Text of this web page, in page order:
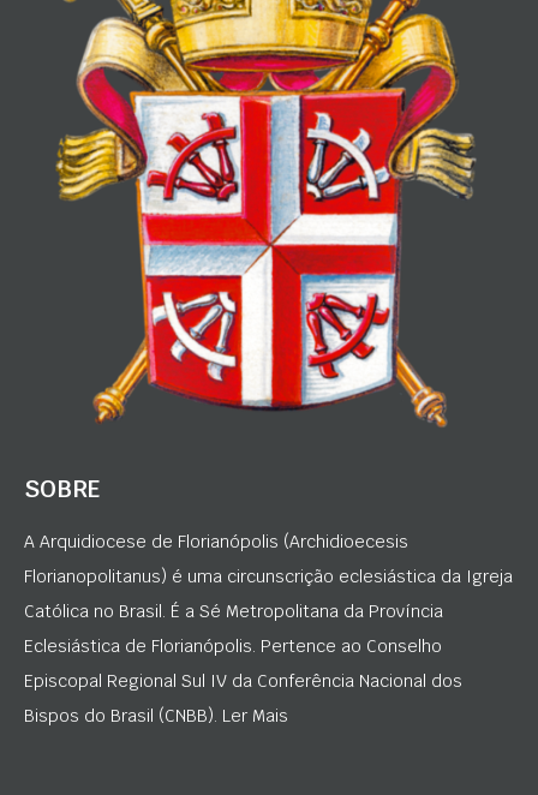
SOBRE
A Arquidiocese de Florianópolis (Archidioecesis
Florianopolitanus) é uma circunscrição eclesiástica da Igreja
Católica no Brasil. É a Sé Metropolitana da Província
Eclesiástica de Florianópolis. Pertence ao Conselho
Episcopal Regional Sul IV da Conferência Nacional dos
Bispos do Brasil (CNBB). Ler Mais